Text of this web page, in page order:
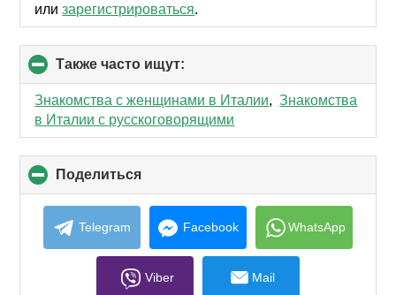
илизарегистрироваться.
Также часто ищут:
to
collapse
contents
Знакомства с женщинами в Италии,Знакомства
в Италии с русскоговорящими
Поделиться
to
collapse
contents
Telegram Facebook WhatsApp
Viber Mail